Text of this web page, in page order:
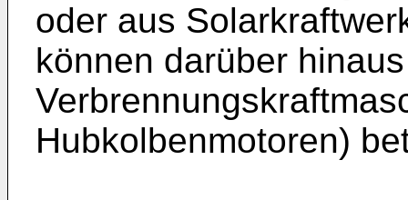
oder aus
können darüber
Hubkolbenmotoren)